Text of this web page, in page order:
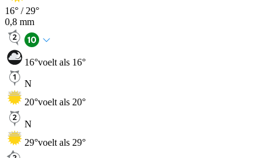
16° / 29°
0,8 mm
16°voelt als 16°
N
20°voelt als 20°
N
29°voelt als 29°